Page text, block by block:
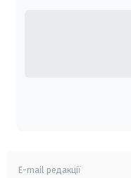
E-mail редакції